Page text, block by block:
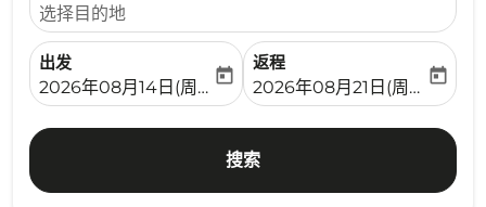
选择目的地
出发
fc-booking-departure-date-aria-label
2026年08月14日(周五)
today
返程
fc-booking-return-date-
2026年08月21日(周五)
today
搜索